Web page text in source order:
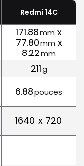
Redmi 14C
171.88mm x
77.80mm x
8.22mm
211g
6.88pouces
1640 x 720